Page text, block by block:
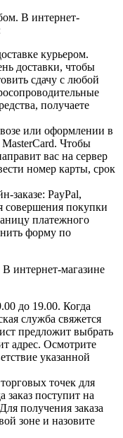
В интернет-
курьером.
доставки, чтобы
сдачу с любой
получаете
или оформлении в
Чтобы
вас на сервер
номер карты, срок
заказе: PayPal,
совершения покупки
платежного
форму по
интернет-магазине
до 19.00. Когда
служба свяжется
предложит выбрать
адрес. Осмотрите
указанной
точек для
заказ поступит на
получения заказа
зоне и назовите